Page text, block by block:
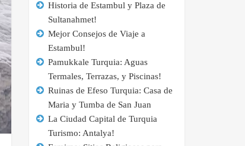
Historia de Estambul y Plaza de
Sultanahmet!
Mejor Consejos de Viaje a
Estambul!
Pamukkale Turquia: Aguas
Termales, Terrazas, y Piscinas!
Ruinas de Efeso Turquia: Casa de
Maria y Tumba de San Juan
La Ciudad Capital de Turquia
Turismo: Antalya!